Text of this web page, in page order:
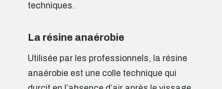
techniques.
La résine anaérobie
Utilisée par les professionnels, la résine
anaérobie est une colle technique qui